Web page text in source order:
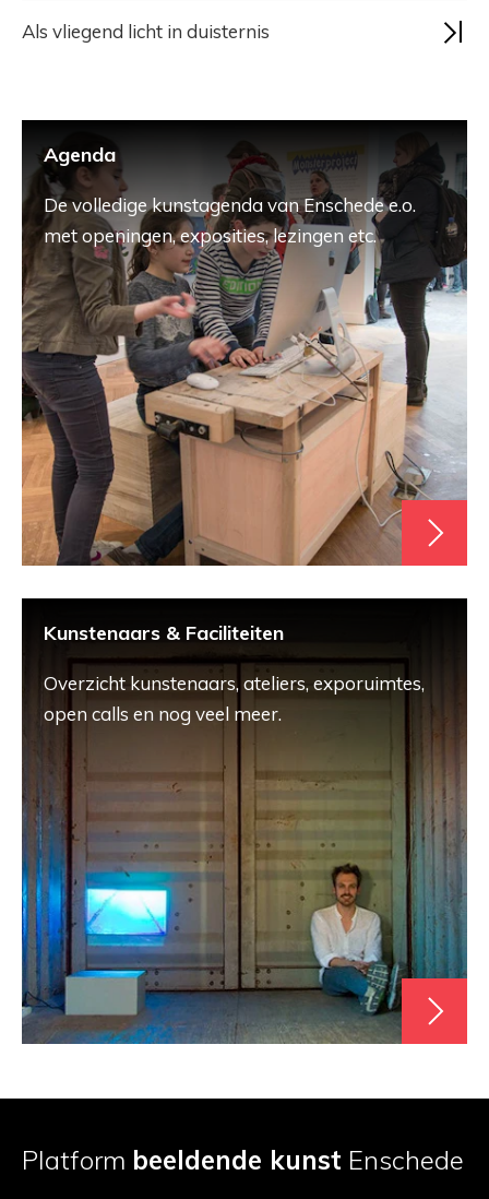
Als vliegend licht in duisternis
Agenda
De volledige kunstagenda van Enschede e.o.
met openingen, exposities, lezingen etc.
Kunstenaars & Faciliteiten
Overzicht kunstenaars, ateliers, exporuimtes,
open calls en nog veel meer.
Platform beeldende kunst Enschede